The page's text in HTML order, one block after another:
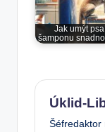
Jak umýt
šamponu
Úklid-
Šéfredaktor